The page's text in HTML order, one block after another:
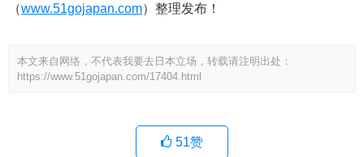
（www.51gojapan.com）整理发布！
本文来自网络，不代表我要去日本立场，转载请注明出处：
https://www.51gojapan.com/17404.html
51赞